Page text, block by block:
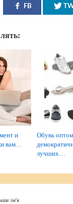
FB
и
вам…
Обувь
лучших…
ім'я